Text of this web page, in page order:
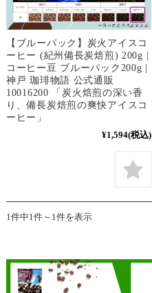
【ブルーパック】炭火アイスコ
ーヒー (紀州備長炭焙煎) 200g |
コーヒー豆 ブルーパック200g |
神戸 珈琲物語 公式通販
10016200 「炭火焙煎の深い香
り、備長炭焙煎の爽快アイスコ
ーヒー」
¥1,594(税込)
1件中1件～1件を表示